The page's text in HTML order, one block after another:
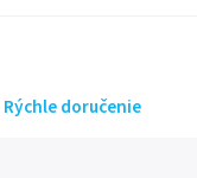
Rýchle doručenie